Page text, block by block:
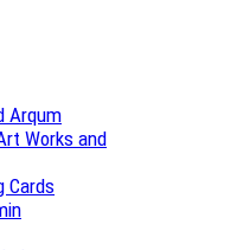
Arqum
Works and
Cards